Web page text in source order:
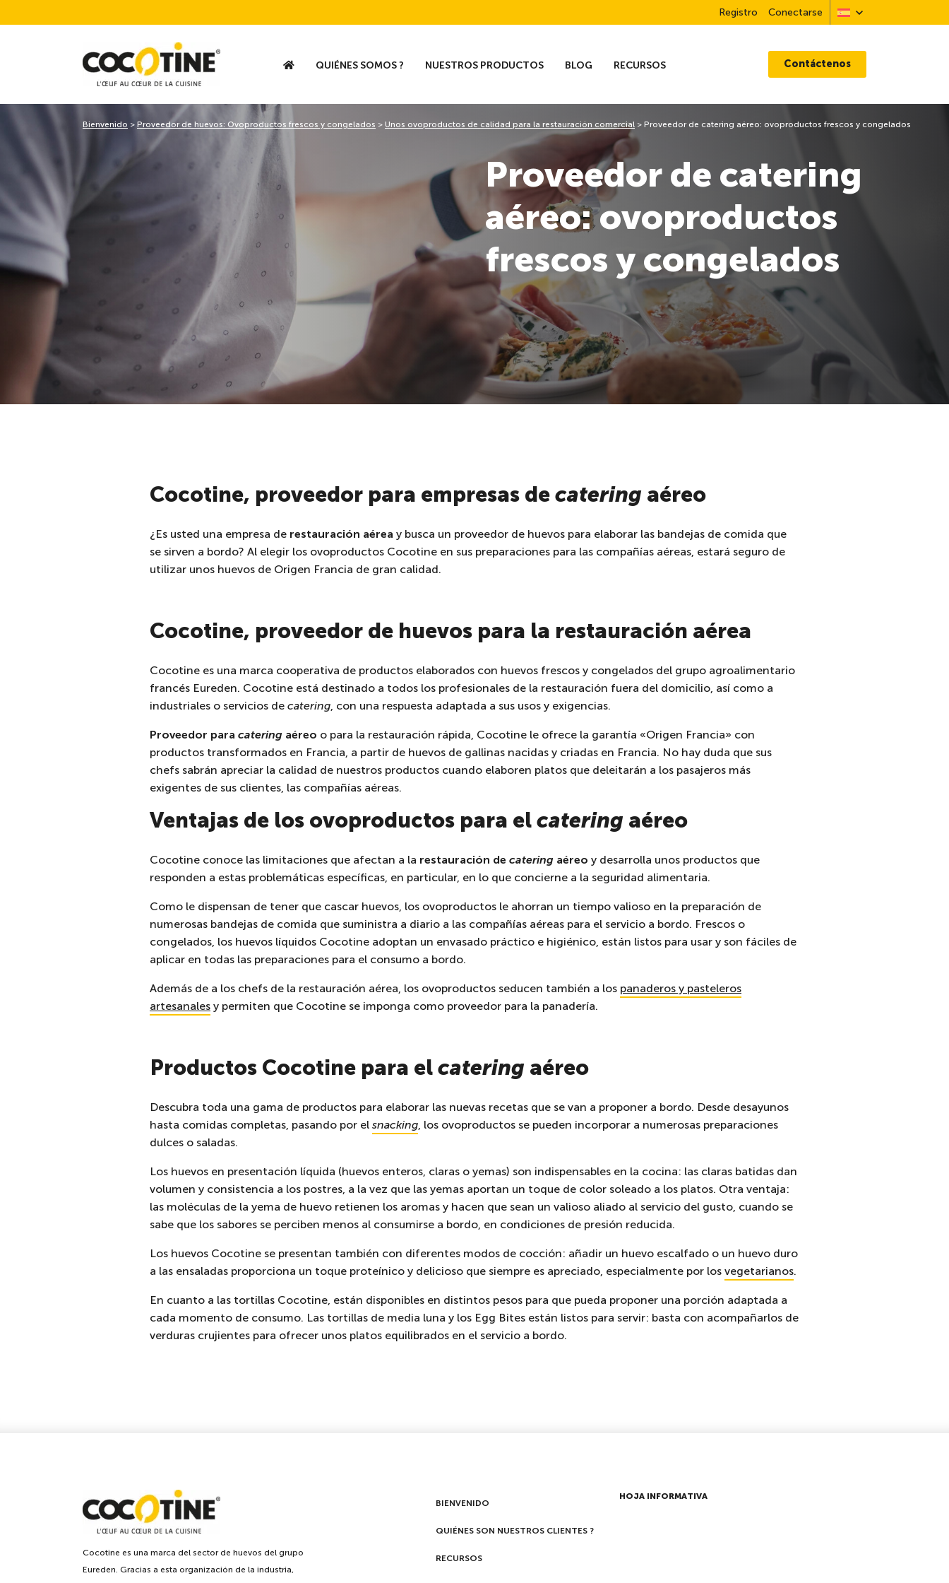
Registro Conectarse
QUIÉNES SOMOS ? NUESTROS PRODUCTOS BLOG RECURSOS Contáctenos
Proveedor de catering
aéreo: ovoproductos
frescos y congelados
Bienvenido > Proveedor de huevos: Ovoproductos frescos y congelados > Unos ovoproductos de calidad para la restauración comercial > Proveedor de catering aéreo: ovoproductos frescos y congelados
Cocotine, proveedor para empresas decatering aéreo
¿Es usted una empresa de restauración aérea y busca un proveedor de huevos para elaborar las bandejas de comida que
se sirven a bordo? Al elegir los ovoproductos Cocotine en sus preparaciones para las compañías aéreas, estará seguro de
utilizar unos huevos de Origen Francia de gran calidad.
Cocotine, proveedor de huevos para la restauración aérea
Cocotine es una marca cooperativa de productos elaborados con huevos frescos y congelados del grupo agroalimentario
francés Eureden. Cocotine está destinado a todos los profesionales de la restauración fuera del domicilio, así como a
industriales o servicios de catering, con una respuesta adaptada a sus usos y exigencias.
Proveedor para catering aéreo o para la restauración rápida, Cocotine le ofrece la garantía «Origen Francia» con
productos transformados en Francia, a partir de huevos de gallinas nacidas y criadas en Francia. No hay duda que sus
chefs sabrán apreciar la calidad de nuestros productos cuando elaboren platos que deleitarán a los pasajeros más
exigentes de sus clientes, las compañías aéreas.
Ventajas de los ovoproductos para elcatering aéreo
Cocotine conoce las limitaciones que afectan a la restauración de catering aéreo y desarrolla unos productos que
responden a estas problemáticas específicas, en particular, en lo que concierne a la seguridad alimentaria.
Como le dispensan de tener que cascar huevos, los ovoproductos le ahorran un tiempo valioso en la preparación de
numerosas bandejas de comida que suministra a diario a las compañías aéreas para el servicio a bordo. Frescos o
congelados, los huevos líquidos Cocotine adoptan un envasado práctico e higiénico, están listos para usar y son fáciles de
aplicar en todas las preparaciones para el consumo a bordo.
Además de a los chefs de la restauración aérea, los ovoproductos seducen también a los panaderos y pasteleros
artesanales y permiten que Cocotine se imponga como proveedor para la panadería.
Productos Cocotine para elcatering aéreo
Descubra toda una gama de productos para elaborar las nuevas recetas que se van a proponer a bordo. Desde desayunos
hasta comidas completas, pasando por el snacking, los ovoproductos se pueden incorporar a numerosas preparaciones
dulces o saladas.
Los huevos en presentación líquida (huevos enteros, claras o yemas) son indispensables en la cocina: las claras batidas dan
volumen y consistencia a los postres, a la vez que las yemas aportan un toque de color soleado a los platos. Otra ventaja:
las moléculas de la yema de huevo retienen los aromas y hacen que sean un valioso aliado al servicio del gusto, cuando se
sabe que los sabores se perciben menos al consumirse a bordo, en condiciones de presión reducida.
Los huevos Cocotine se presentan también con diferentes modos de cocción: añadir un huevo escalfado o un huevo duro
a las ensaladas proporciona un toque proteínico y delicioso que siempre es apreciado, especialmente por los vegetarianos.
En cuanto a las tortillas Cocotine, están disponibles en distintos pesos para que pueda proponer una porción adaptada a
cada momento de consumo. Las tortillas de media luna y los Egg Bites están listos para servir: basta con acompañarlos de
verduras crujientes para ofrecer unos platos equilibrados en el servicio a bordo.
Cocotine es una marca del sector de huevos del grupo
Eureden. Gracias a esta organización de la industria,
BIENVENIDO
QUIÉNES SON NUESTROS CLIENTES ?
RECURSOS
HOJA INFORMATIVA